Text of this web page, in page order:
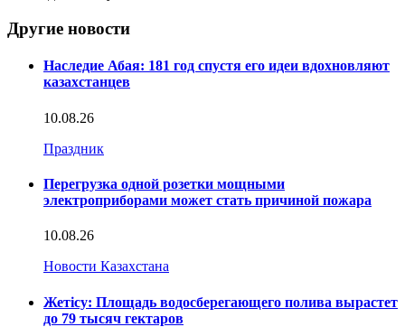
Другие новости
Наследие Абая: 181 год спустя его идеи вдохновляют
казахстанцев
10.08.26
Праздник
Перегрузка одной розетки мощными
электроприборами может стать причиной пожара
10.08.26
Новости Казахстана
Жетісу: Площадь водосберегающего полива вырастет
до 79 тысяч гектаров